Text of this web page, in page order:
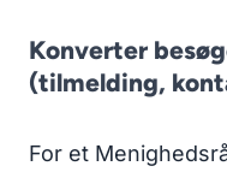
Konverter
(tilmelding,
For et